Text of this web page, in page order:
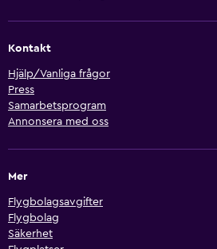
Kontakt
Hjälp/Vanliga frågor
Press
Samarbetsprogram
Annonsera med oss
Mer
Flygbolagsavgifter
Flygbolag
Säkerhet